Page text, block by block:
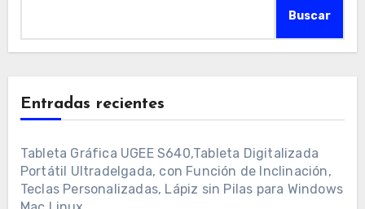
Buscar
Entradas recientes
Tableta Gráfica UGEE S640,Tableta Digitalizada
Portátil Ultradelgada, con Función de Inclinación,
Teclas Personalizadas, Lápiz sin Pilas para Windows